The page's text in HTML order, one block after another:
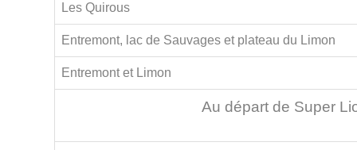
Les Quirous
Entremont, lac de Sauvages et plateau du Limon
Entremont et Limon
Au départ de Super